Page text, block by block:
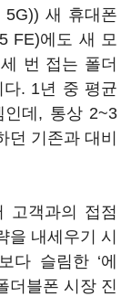
새 휴대폰
FE)에도 새 모
번 접는 폴더
다. 1년 중 평균
인데, 통상 2~3
기존과 대비
고객과의 접점
을 내세우기 시
다 슬림한 ‘에
더블폰 시장 진